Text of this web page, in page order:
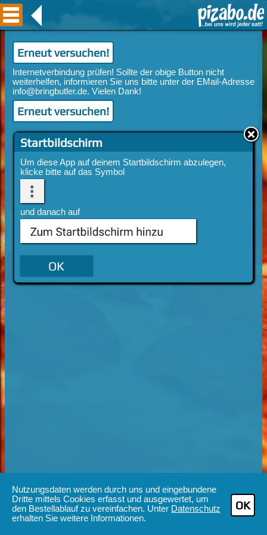
Nutzungsdaten werden durch uns und eingebundene
Dritte mittels Cookies erfasst und ausgewertet, um
den Bestellablauf zu vereinfachen. Unter Datenschutz
erhalten Sie weitere Informationen.
OK
Startbildschirm
Um diese App auf deinem Startbildschirm abzulegen,
klicke bitte auf das Symbol
und danach auf
Erneut versuchen!
Erneut versuchen!